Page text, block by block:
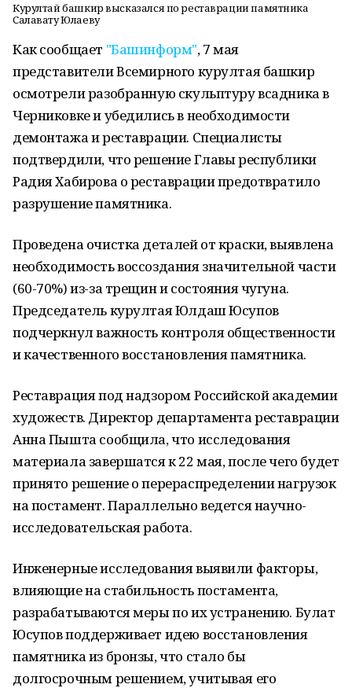
Курултай башкир высказался по реставрации памятника
Салавату Юлаеву
Как сообщает "Башинформ", 7 мая
представители Всемирного курултая башкир
осмотрели разобранную скульптуру всадника в
Черниковке и убедились в необходимости
демонтажа и реставрации. Специалисты
подтвердили, что решение Главы республики
Радия Хабирова о реставрации предотвратило
разрушение памятника.
Проведена очистка деталей от краски, выявлена
необходимость воссоздания значительной части
(60-70%) из-за трещин и состояния чугуна.
Председатель курултая Юлдаш Юсупов
подчеркнул важность контроля общественности
и качественного восстановления памятника.
Реставрация под надзором Российской академии
художеств. Директор департамента реставрации
Анна Пышта сообщила, что исследования
материала завершатся к 22 мая, после чего будет
принято решение о перераспределении нагрузок
на постамент. Параллельно ведется научно-
исследовательская работа.
Инженерные исследования выявили факторы,
влияющие на стабильность постамента,
разрабатываются меры по их устранению. Булат
Юсупов поддерживает идею восстановления
памятника из бронзы, что стало бы
долгосрочным решением, учитывая его